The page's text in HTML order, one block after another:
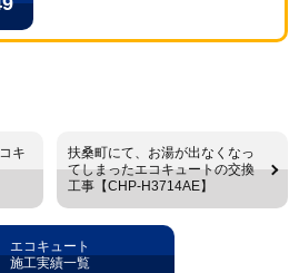
キ
扶桑町にて、お湯が出なくなっ
てしまったエコキュートの交換
工事【CHP-H3714AE】
エコキュート
施工実績一覧